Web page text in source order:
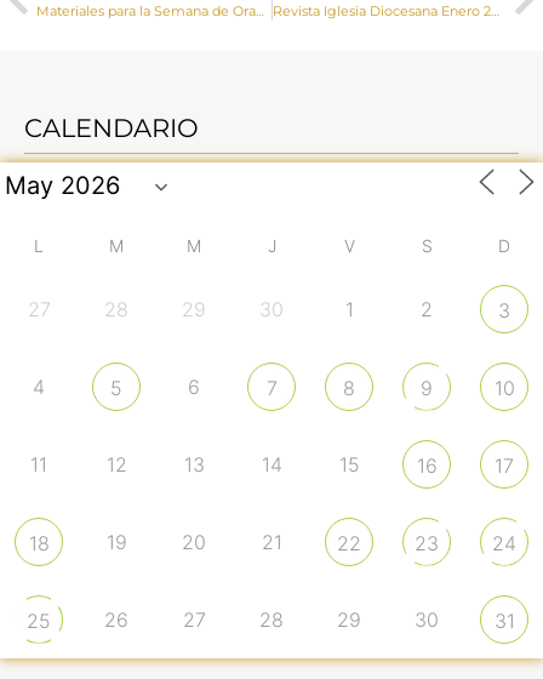
Revista Iglesia Diocesana Enero 2023
CALENDARIO
L M M J V S D
27 28 29 30 1 2 3
4 5 6 7 8 9 10
11 12 13 14 15 16 17
18 19 20 21 22 23 24
25 26 27 28 29 30 31